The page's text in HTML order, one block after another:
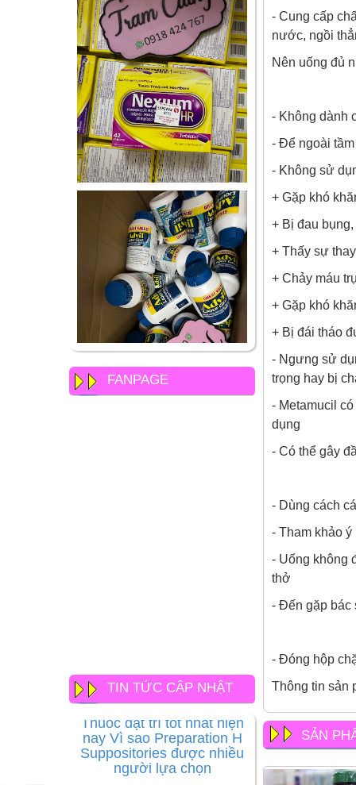
FANPAGE
TIN TỨC CẬP NHẬT
Thuốc đặt trĩ tốt nhất hiện
nay Vì sao Preparation H
Suppositories được nhiều
người lựa chọn
- Cung cấp
nước, ngồi
Nên uống đủ
- Không dành
- Để ngoài
- Không sử
+ Gặp khó
+ Bị đau
+ Thấy sự
+ Chảy máu
+ Gặp khó
+ Bị đái tháo
- Ngưng sử
trọng hay bị
- Metamucil
dụng
- Có thể gây
- Dùng cách
- Tham khảo
- Uống không
thở
- Đến gặp bác
- Đóng hộp
Thông tin sản
SẢN